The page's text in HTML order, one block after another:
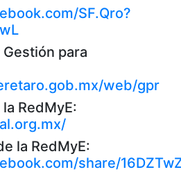
SF.Qro?
para
web/gpr
RedMyE:
la RedMyE:
share/